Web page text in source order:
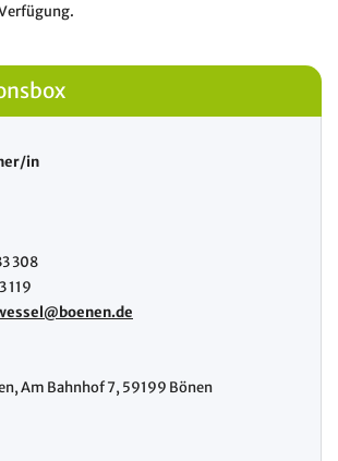
in
308
119
Am Bahnhof 7, 59199 Bönen